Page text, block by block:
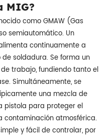
MIG?
como GMAW (Gas
semiautomático. Un
continuamente a
soldadura. Se forma un
trabajo, fundiendo tanto el
Simultáneamente, se
una mezcla de
pistola para proteger el
contaminación atmosférica.
y fácil de controlar, por